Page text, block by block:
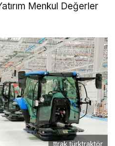
Menkul Değerler
ttrak türktraktör